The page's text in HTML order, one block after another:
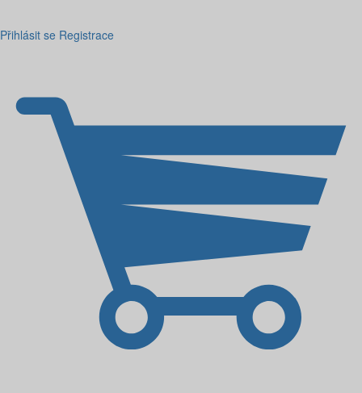
Přihlásit se Registrace